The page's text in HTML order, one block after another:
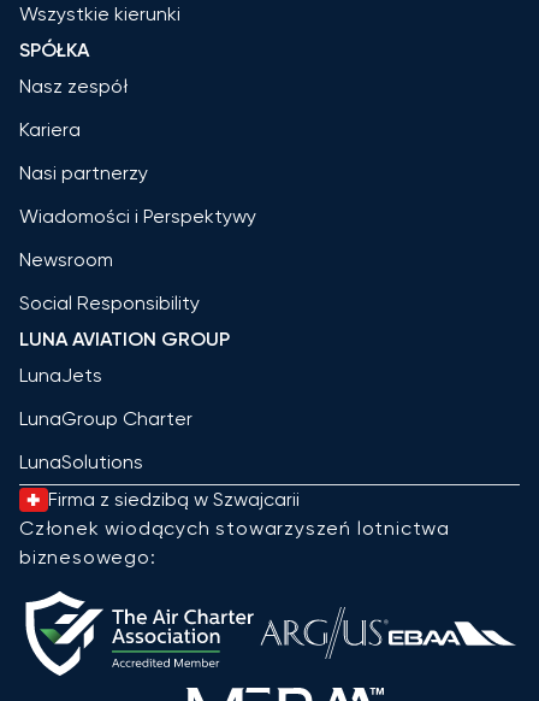
Wszystkie kierunki
SPÓŁKA
Nasz zespół
Kariera
Nasi partnerzy
Wiadomości i Perspektywy
Newsroom
Social Responsibility
LUNA AVIATION GROUP
LunaJets
LunaGroup Charter
LunaSolutions
Firma z siedzibą w Szwajcarii
Członek wiodących stowarzyszeń lotnictwa
biznesowego: